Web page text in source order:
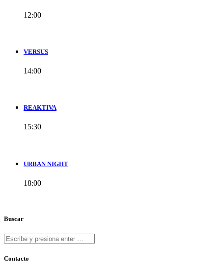
12:00
VERSUS
14:00
REAKTIVA
15:30
URBAN NIGHT
18:00
Buscar
Contacto